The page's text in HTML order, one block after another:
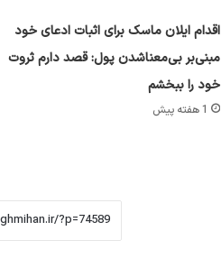
اقدام ایلان ماسک برای اثبات ادعای خود
مبنی‌بر بی‌معناشدن پول: قصد دارم ثروت
خود را ببخشم
1 هفته پیش